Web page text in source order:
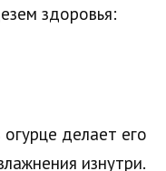
здоровья:
делает его
изнутри.